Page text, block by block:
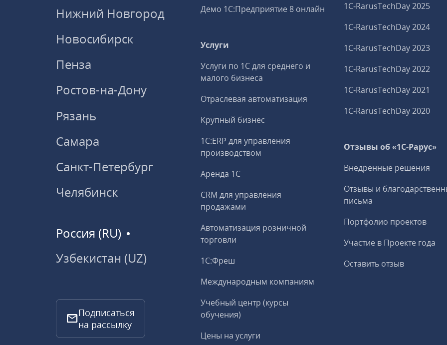
Нижний Новгород
Новосибирск
Пенза
Ростов-на-Дону
Рязань
Самара
Санкт-Петербург
Челябинск
Россия (RU)
Узбекистан (UZ)
Подписаться
на рассылку
Демо 1С:Предприятие 8 онлайн
Услуги
Услуги по 1С для среднего и
малого бизнеса
Отраслевая автоматизация
Крупный бизнес
1С:ERP для управления
производством
Аренда 1С
CRM для управления
продажами
Автоматизация розничной
торговли
1С:Фреш
Международным компаниям
Учебный центр (курсы
обучения)
Цены на услуги
1C‑RarusTechDay 2025
1C‑RarusTechDay 2024
1C‑RarusTechDay 2023
1C‑RarusTechDay 2022
1C‑RarusTechDay 2021
1C‑RarusTechDay 2020
Отзывы об «1С-Рарус»
Внедренные решения
Отзывы и
письма
Портфолио проектов
Участие в Проекте года
Оставить отзыв